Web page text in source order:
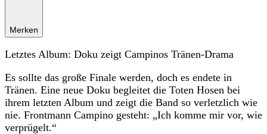
Merken
Letztes Album: Doku zeigt Campinos Tränen-Drama
Es sollte das große Finale werden, doch es endete in
Tränen. Eine neue Doku begleitet die Toten Hosen bei
ihrem letzten Album und zeigt die Band so verletzlich wie
nie. Frontmann Campino gesteht: „Ich komme mir vor, wie
verprügelt.“